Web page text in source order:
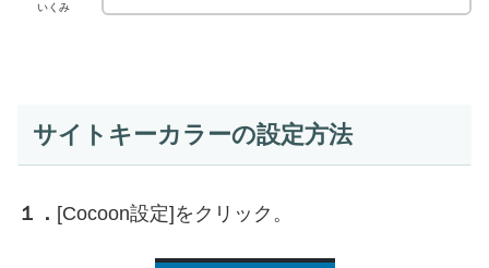
いくみ
サイトキーカラーの設定方法
１． [Cocoon設定]をクリック。